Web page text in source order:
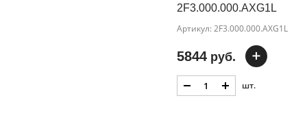
2F3.000.000.AXG1L
Артикул: 2F3.000.000.AXG1L
5844руб.
шт.